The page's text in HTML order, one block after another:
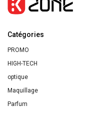
puzzle
50
pièces
:
5
puzzles
Catégories
PROMO
HIGH-TECH
optique
Maquillage
Parfum